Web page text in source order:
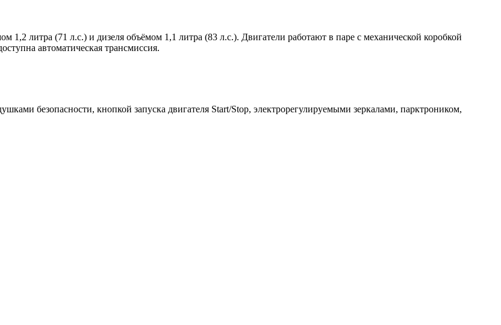
1,2 литра (71 л.с.) и дизеля объёмом 1,1 литра (83 л.с.). Двигатели работают в паре с механической коробкой
автоматическая трансмиссия.
безопасности, кнопкой запуска двигателя Start/Stop, электрорегулируемыми зеркалами, парктроником,